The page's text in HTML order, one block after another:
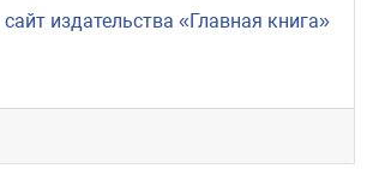
сайт издательства «Главная книга»